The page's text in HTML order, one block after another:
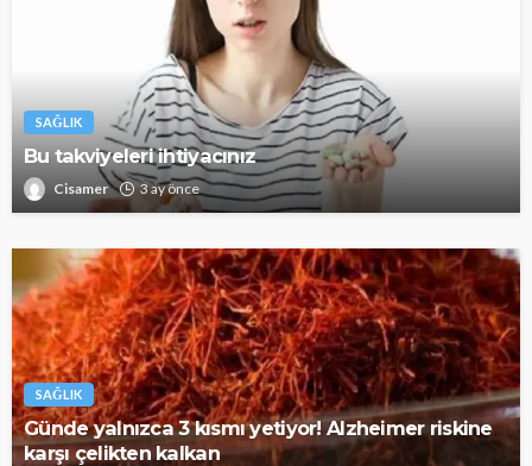
SAĞLIK
Bu takviyeleri ihtiyacınız
Cisamer 3 ay önce
SAĞLIK
Günde yalnızca 3 kısmı yetiyor! Alzheimer riskine
karşı çelikten kalkan